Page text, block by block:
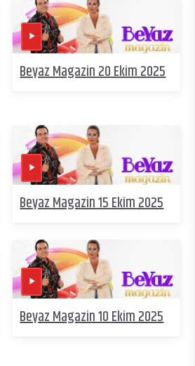
Beyaz Magazin 20 Ekim 2025
Beyaz Magazin 15 Ekim 2025
Beyaz Magazin 10 Ekim 2025